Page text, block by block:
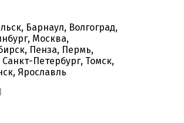
Барнаул, Волгоград,
Москва,
Пенза, Пермь,
Петербург, Томск,
Ярославль